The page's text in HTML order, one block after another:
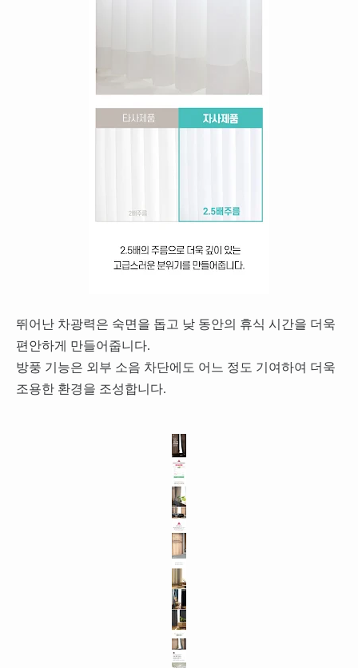
뛰어난 차광력은 숙면을 돕고 낮 동안의 휴식 시간을 더욱
편안하게 만들어줍니다.
방풍 기능은 외부 소음 차단에도 어느 정도 기여하여 더욱
조용한 환경을 조성합니다.